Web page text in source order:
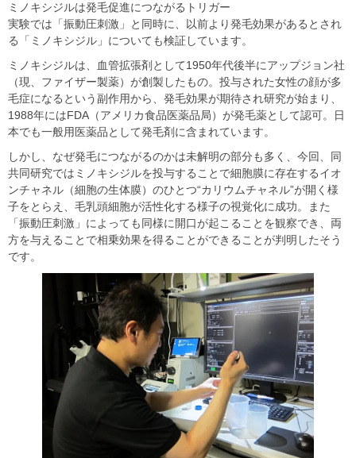
ミノキシジルは発毛促進につながるトリガー
実験では「振動圧刺激」と同時に、以前より発毛効果があるとされ
る「ミノキシジル」についても検証しています。
ミノキシジルは、血管拡張剤として1950年代後半にアップジョン社
（現、ファイザー製薬）が創製したもの。投与された女性の顔が多
毛症になるという副作用から、発毛効果が期待され研究が始まり、
1988年にはFDA（アメリカ食品医薬品局）が発毛薬として認可。日
本でも一般用医薬品として発毛剤に含まれています。
しかし、なぜ発毛につながるのかは未解明の部分も多く、今回、同
共同研究ではミノキシジルを投与することで細胞膜に存在するイオ
ンチャネル（細胞の生体膜）のひとつ“カリウムチャネル”が開く様
子をとらえ、毛乳頭細胞が活性化する様子の視覚化に成功。また
「振動圧刺激」によっても同様に開口が起こることを観察でき、両
方を与えることで相乗効果を得ることができることが判明したそう
です。